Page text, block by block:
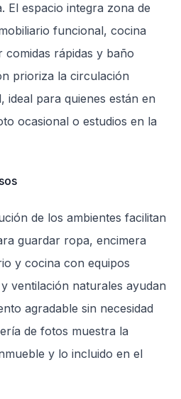
El espacio integra zona de
funcional, cocina
rápidas y baño
prioriza la circulación
ideal para quienes están en
ocasional o estudios en la
de los ambientes facilitan
guardar ropa, encimera
y cocina con equipos
ventilación naturales ayudan
agradable sin necesidad
de fotos muestra la
y lo incluido en el